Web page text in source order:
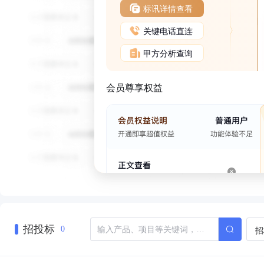
标讯详情查看
关键电话直连
甲方分析查询
会员尊享权益
招投标 0